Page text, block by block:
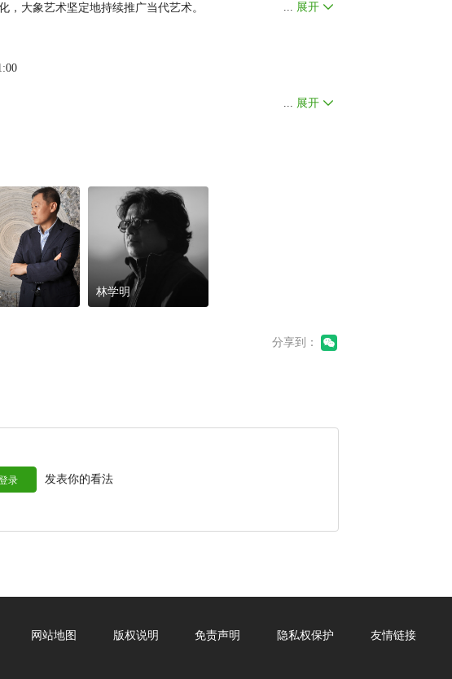
，大象艺术坚定地持续推广当代艺术。
雪梨双年展、利物浦双年展、釜山双年展、广州三年展、上海
美术馆举办多次展览，并于国际博览会上都能看见他的作品，
是艺术家对韩国文化再现美学的一种方法。
念表现相辅融合，没有流于匠气的刻意和表现抽象的形式，在
触撩拨着无形的禅意，同时也传达出线描高手的稳定技巧。
... 展开
... 展开
林学明
分享到：
录 发表你的看法
网站地图 版权说明 免责声明 隐私权保护 友情链接